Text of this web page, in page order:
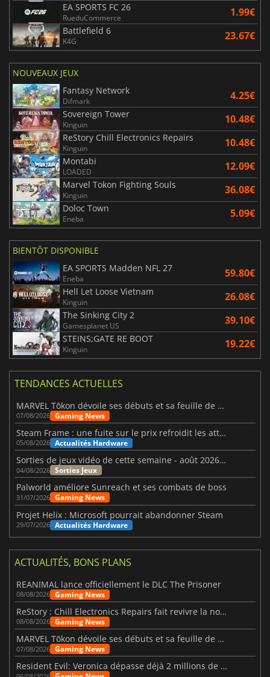
EA SPORTS FC 26
RueduCommerce 1.99€
Battlefield 6
K4G 23.67€
NOUVEAUX JEUX
Fantasy Network
Difmark 4.25€
Sovereign Tower
Kinguin 10.48€
ReStory Chill Electronics Repairs
Kinguin 10.48€
Montabi
LOADED 12.09€
Marvel Tokon Fighting Souls
Kinguin 36.08€
Doloc Town
Eneba 5.09€
BIENTÔT DISPONIBLE
EA SPORTS Madden NFL 27
Eneba 59.80€
Hell Let Loose Vietnam
Kinguin 26.08€
The Sinking City 2
Gamesplanet US 39.10€
STEINS;GATE RE BOOT
Kinguin 19.22€
TENDANCES ACTUELLES
MARVEL Tōkon dévoile ses débuts et sa feuille de route
07/08/2026 Gaming News
Steam Frame : une fuite sur le prix refroidit les attentes VR
05/08/2026 Actualités Hardware
Sorties de jeux vidéo de cette semaine - août 2026 (semaine 32)
04/08/2026 Sorties Jeux
Palworld améliore Sunreach et ses combats de boss
31/07/2026 Gaming News
Projet Helix : Microsoft pourrait abandonner Steam
29/07/2026 Actualités Hardware
ACTUALITÉS, BONS PLANS
REANIMAL lance officiellement le DLC The Prisoner
08/08/2026 Gaming News
ReStory : Chill Electronics Repairs fait revivre la nostalgie des années 2000
08/08/2026 Gaming News
MARVEL Tōkon dévoile ses débuts et sa feuille de route
07/08/2026 Gaming News
Resident Evil: Veronica dépasse déjà 2 millions de wishlists